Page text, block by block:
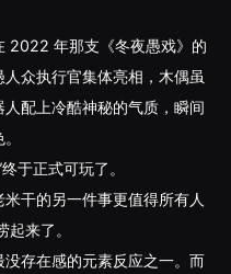
2022 年那支《冬夜愚戏》的
众执行官集体亮相，木偶虽
配上冷酷神秘的气质，瞬间
于正式可玩了。
干的另一件事更值得所有人
来了。
存在感的元素反应之一。而